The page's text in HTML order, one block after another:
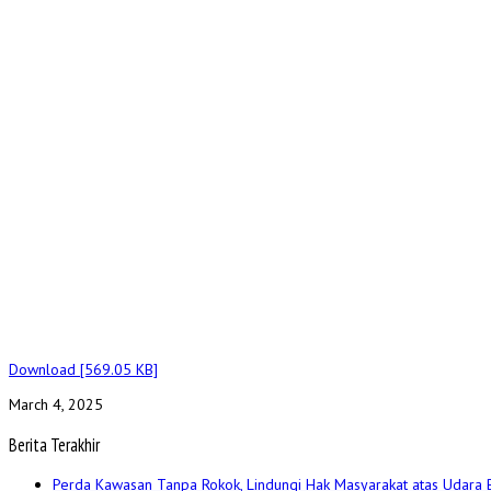
Download [569.05 KB]
March 4, 2025
Berita Terakhir
Perda Kawasan Tanpa Rokok, Lindungi Hak Masyarakat atas Udara